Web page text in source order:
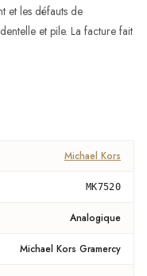
et les défauts de
et pile. La facture fait
Michael Kors
MK7520
Analogique
Michael Kors Gramercy